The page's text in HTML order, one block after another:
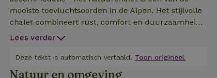
mooiste toevluchtsoorden in de Alpen. Het stijlvolle
chalet combineert rust, comfort en duurzaamheid.
Op een afgelegen locatie kun je genieten van een
voor natuurvakanties, romantische uitjes of
ontspanning weg van de drukte. Jouw voordelen:
Lees verder
Deze tekst is automatisch vertaald. Toon origineel.
Natuur en omgeving